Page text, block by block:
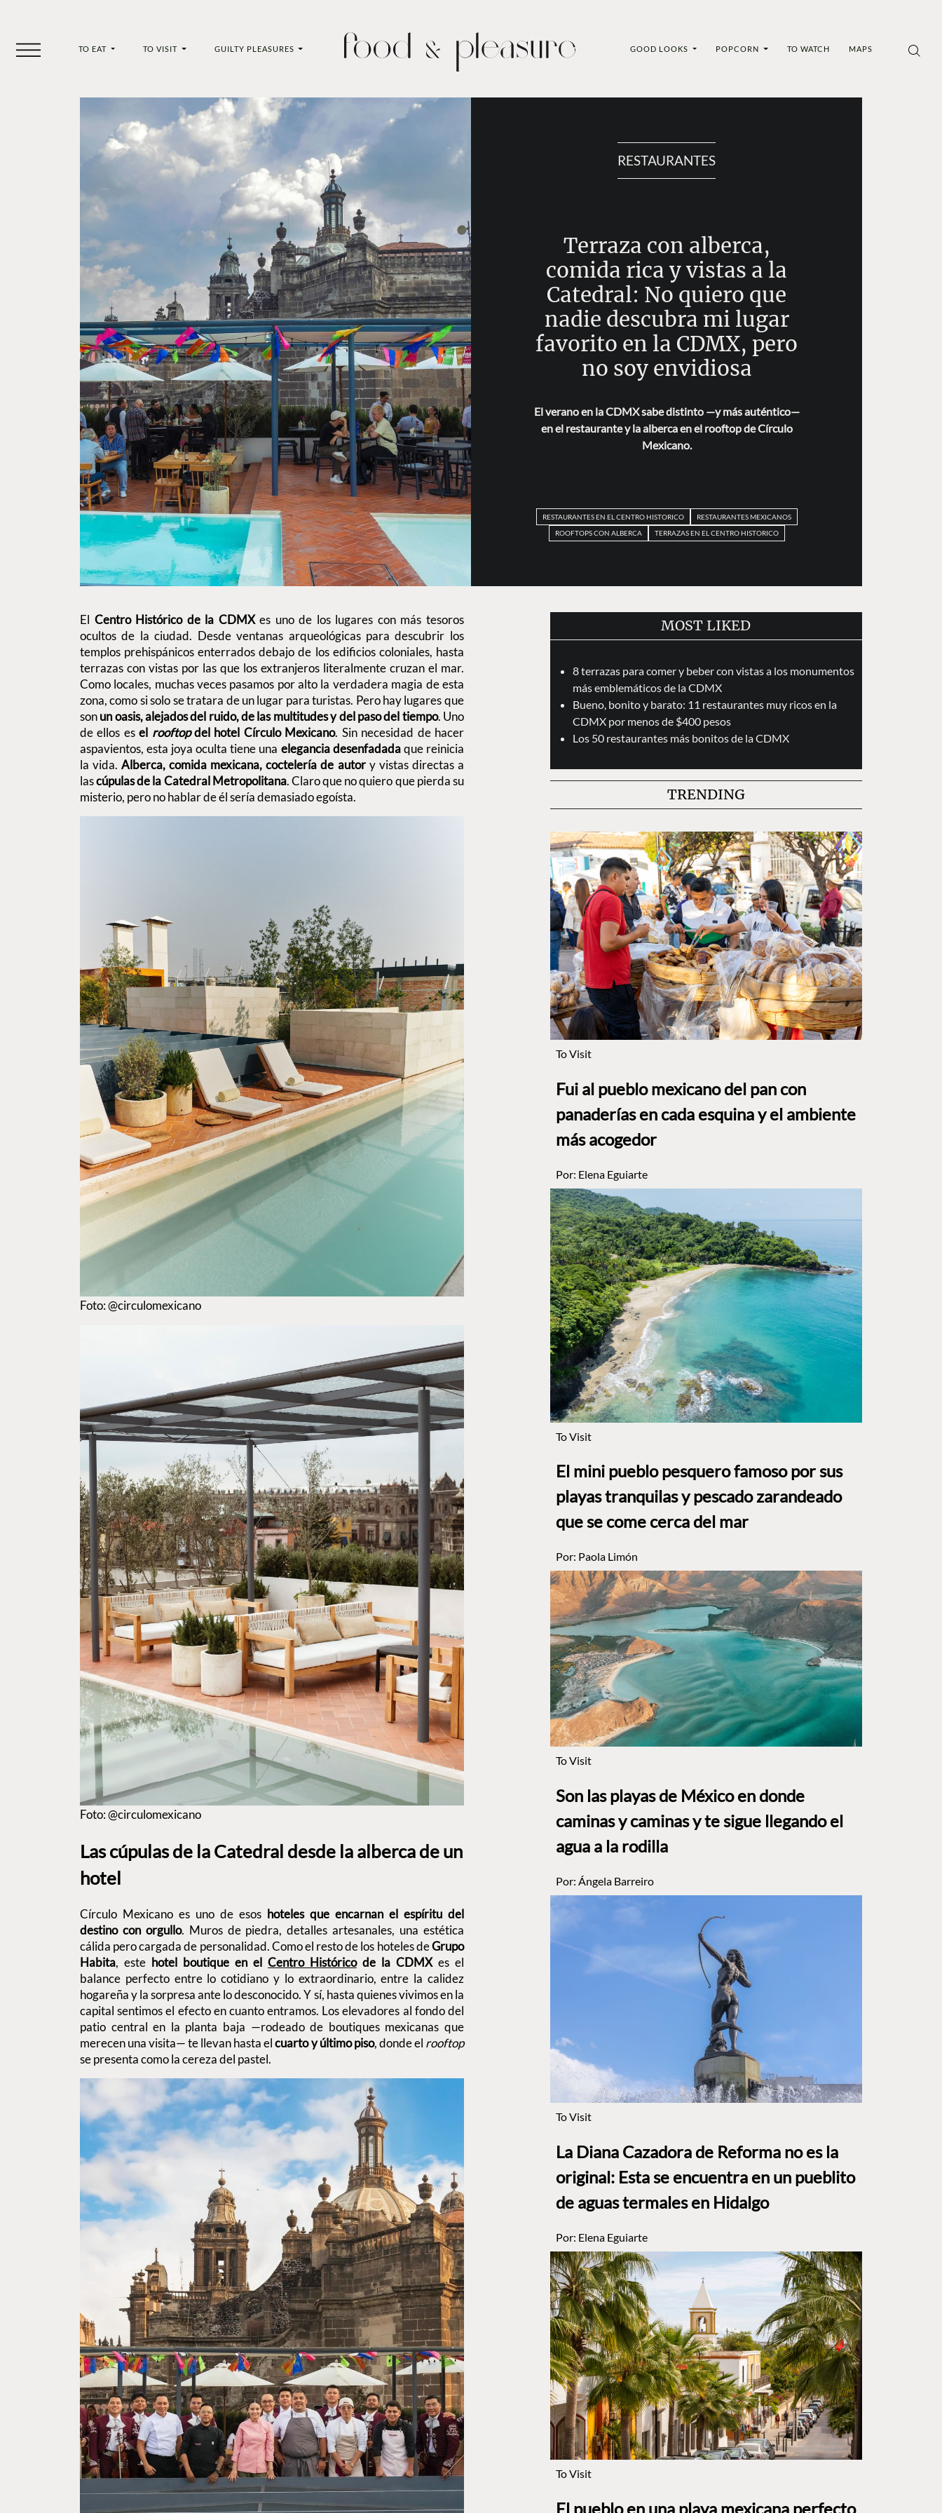
TO EAT TO VISIT GUILTY PLEASURES GOOD LOOKS POPCORN TO WATCH MAPS
RESTAURANTES
Terraza con alberca,
comida rica y vistas a la
Catedral: No quiero que
nadie descubra mi lugar
favorito en la CDMX, pero
no soy envidiosa
El verano en la CDMX sabe distinto —y más auténtico—
en el restaurante y la alberca en el rooftop de Círculo
Mexicano.
RESTAURANTES EN EL CENTRO HISTORICO
RESTAURANTES MEXICANOS
ROOFTOPS CON ALBERCA
TERRAZAS EN EL CENTRO HISTORICO
El Centro Histórico de la CDMXes uno de los lugares con más tesoros
ocultos de la ciudad. Desde ventanas arqueológicas para descubrir los
templos prehispánicos enterrados debajo de los edificios coloniales, hasta
terrazas con vistas por las que los extranjeros literalmente cruzan el mar.
Como locales, muchas veces pasamos por alto la verdadera magia de esta
zona, como si solo se tratara de un lugar para turistas. Pero hay lugares que
sonun oasis, alejados del ruido, de las multitudes y del paso del tiempo. Uno
de ellos esel rooftopdel hotel Círculo Mexicano. Sin necesidad de hacer
aspavientos, esta joya oculta tiene una elegancia desenfadadaque reinicia
la vida.Alberca, comida mexicana, coctelería de autory vistas directas a
lascúpulas de la Catedral Metropolitana. Claro que no quiero que pierda su
misterio, pero no hablar de él sería demasiado egoísta.
Foto: @circulomexicano
Foto: @circulomexicano
Las cúpulas de la Catedral desde la alberca de un
hotel
Círculo Mexicano es uno de esos hoteles que encarnan el espíritu del
destino con orgullo. Muros de piedra, detalles artesanales, una estética
cálida pero cargada de personalidad. Como el resto de los hoteles deGrupo
Habita, este hotel boutique en el Centro Históricode la CDMXes el
balance perfecto entre lo cotidiano y lo extraordinario, entre la calidez
hogareña y la sorpresa ante lo desconocido. Y sí, hasta quienes vivimos en la
capital sentimos el efecto en cuanto entramos. Los elevadores al fondo del
patio central en la planta baja —rodeado de boutiques mexicanas que
merecen una visita— te llevan hasta elcuarto y último piso, donde el rooftop
se presenta como la cereza del pastel.
MOST LIKED
8 terrazas para comer y beber con vistas a los monumentos
más emblemáticos de la CDMX
Bueno, bonito y barato: 11 restaurantes muy ricos en la
CDMX por menos de $400 pesos
Los 50 restaurantes más bonitos de la CDMX
TRENDING
To Visit
Fui al pueblo mexicano del pan con
panaderías en cada esquina y el ambiente
más acogedor
Por: Elena Eguiarte
To Visit
El mini pueblo pesquero famoso por sus
playas tranquilas y pescado zarandeado
que se come cerca del mar
Por: Paola Limón
To Visit
Son las playas de México en donde
caminas y caminas y te sigue llegando el
agua a la rodilla
Por: Ángela Barreiro
To Visit
La Diana Cazadora de Reforma no es la
original: Esta se encuentra en un pueblito
de aguas termales en Hidalgo
Por: Elena Eguiarte
To Visit
El pueblo en una playa mexicana perfecto